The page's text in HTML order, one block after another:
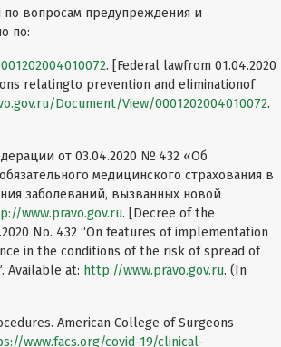
вопросам предупреждения и
по:
. [Federal lawfrom 01.04.2020
relatingto prevention and eliminationof
Document/View/0001202004010072.
от 03.04.2020 № 432 «Об
медицинского страхования в
заболеваний, вызванных новой
www.pravo.gov.ru. [Decree of the
No. 432 “On features of implementation
in the conditions of the risk of spread of
Available at: http://www.pravo.gov.ru. (In
American College of Surgeons
www.facs.org/covid-19/clinical-